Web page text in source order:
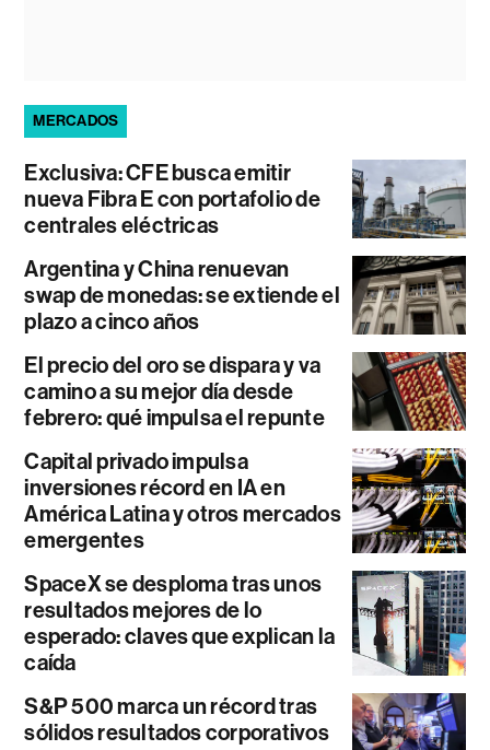
MERCADOS
Exclusiva: CFE busca emitir
nueva Fibra E con portafolio de
centrales eléctricas
Argentina y China renuevan
swap de monedas: se extiende el
plazo a cinco años
El precio del oro se dispara y va
camino a su mejor día desde
febrero: qué impulsa el repunte
Capital privado impulsa
inversiones récord en IA en
América Latina y otros mercados
emergentes
SpaceX se desploma tras unos
resultados mejores de lo
esperado: claves que explican la
caída
S&P 500 marca un récord tras
sólidos resultados corporativos